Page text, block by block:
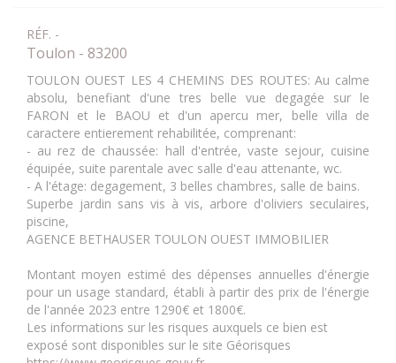
RÉF. -
Toulon - 83200
TOULON OUEST LES 4 CHEMINS DES ROUTES: Au calme
absolu, benefiant d'une tres belle vue degagée sur le
FARON et le BAOU et d'un apercu mer, belle villa de
caractere entierement rehabilitée, comprenant:
- au rez de chaussée: hall d'entrée, vaste sejour, cuisine
équipée, suite parentale avec salle d'eau attenante, wc.
- A l'étage: degagement, 3 belles chambres, salle de bains.
Superbe jardin sans vis à vis, arbore d'oliviers seculaires,
piscine,
AGENCE BETHAUSER TOULON OUEST IMMOBILIER
Montant moyen estimé des dépenses annuelles d'énergie
pour un usage standard, établi à partir des prix de l'énergie
de l'année 2023 entre 1290€ et 1800€.
Les informations sur les risques auxquels ce bien est
exposé sont disponibles sur le site Géorisques